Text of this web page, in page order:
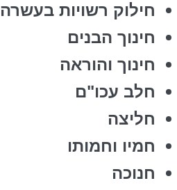
חילוק רשויות בעשרה
חינוך הבנים
חינוך והוראה
חלב עכו"ם
חליצה
חמיו וחמותו
חנוכה